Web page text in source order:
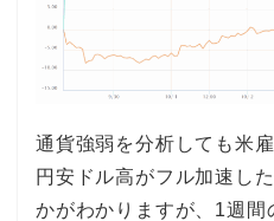
通貨強弱を分析しても米
円安ドル高がフル加速し
かがわかりますが、1週